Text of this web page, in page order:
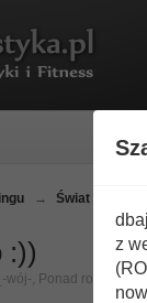
→ Świat Broni -
:))
wój-, Ponad rok temu
z